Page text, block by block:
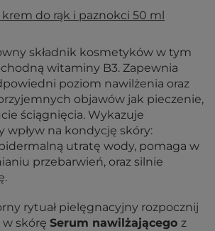
krem do rąk i paznokci 50 ml
składnik kosmetyków w tym
witaminy B3. Zapewnia
poziom nawilżenia oraz
objawów jak pieczenie,
ściągnięcia. Wykazuje
na kondycję skóry:
utratę wody, pomaga w
przebarwień, oraz silnie
rytuał pielęgnacyjny rozpocznij
skórę Serum nawilżającego z